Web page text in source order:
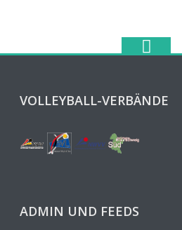
VOLLEYBALL-VERBÄNDE
ADMIN UND FEEDS